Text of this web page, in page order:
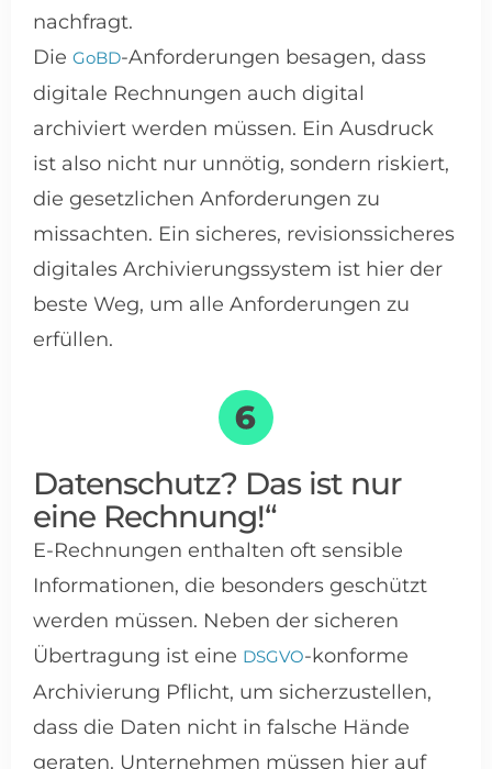
nachfragt.
Die GoBD-Anforderungen besagen, dass
digitale Rechnungen auch digital
archiviert werden müssen. Ein Ausdruck
ist also nicht nur unnötig, sondern riskiert,
die gesetzlichen Anforderungen zu
missachten. Ein sicheres, revisionssicheres
digitales Archivierungssystem ist hier der
beste Weg, um alle Anforderungen zu
erfüllen.
Datenschutz? Das ist nur
eine Rechnung!“
E-Rechnungen enthalten oft sensible
Informationen, die besonders geschützt
werden müssen. Neben der sicheren
Übertragung ist eine DSGVO-konforme
Archivierung Pflicht, um sicherzustellen,
dass die Daten nicht in falsche Hände
geraten. Unternehmen müssen hier auf